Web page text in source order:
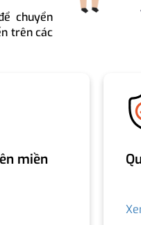
chuyển
trên các
miền